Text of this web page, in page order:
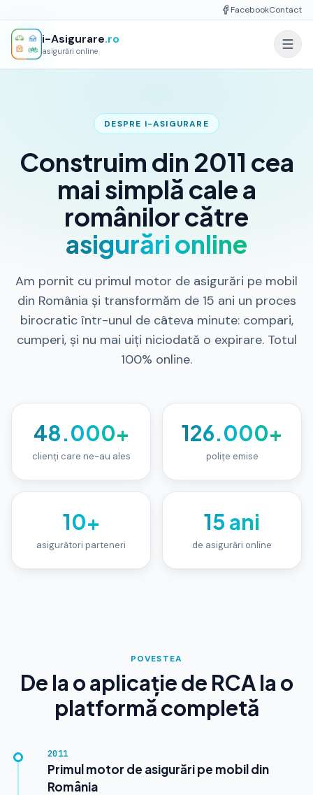
FacebookContact
i-Asigurare.ro
asigurări online
DESPRE I-ASIGURARE
Construim din 2011 cea
mai simplă cale a
românilor către
asigurări online
Am pornit cu primul motor de asigurări pe mobil
din România și transformăm de 15 ani un proces
birocratic într-unul de câteva minute: compari,
cumperi, și nu mai uiți niciodată o expirare. Totul
100% online.
48.000+
clienți care ne-au ales
126.000+
polițe emise
10+
asigurători parteneri
15 ani
de asigurări online
POVESTEA
De la o aplicație de RCA la o
platformă completă
2011
Primul motor de asigurări pe mobil din
România